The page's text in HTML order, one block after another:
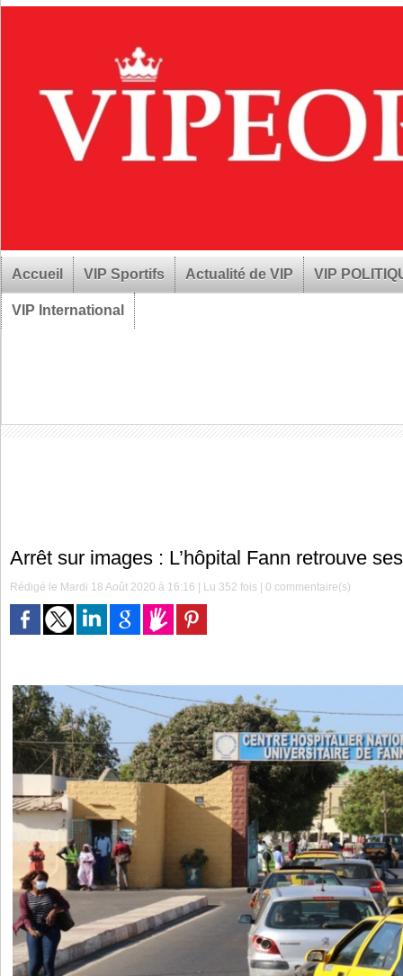
Accueil VIP Sportifs Actualité de VIP VIP
VIP International
Arrêt sur images : L’hôpital Fann retrouve
Rédigé le Mardi 18 Août 2020 à 16:16 | Lu 352 fois |0 commentaire(s)